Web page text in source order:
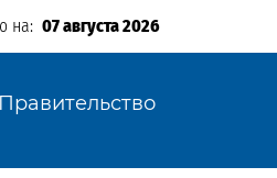
на: 07 августа 2026
Правительство